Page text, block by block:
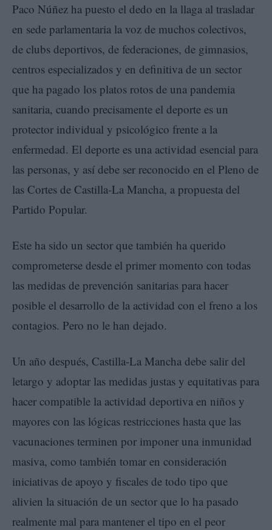
Paco Núñez ha puesto el dedo en la llaga al trasladar
en sede parlamentaria la voz de muchos colectivos,
de clubs deportivos, de federaciones, de gimnasios,
centros especializados y en definitiva de un sector
que ha pagado los platos rotos de una pandemia
sanitaria, cuando precisamente el deporte es un
protector individual y psicológico frente a la
enfermedad. El deporte es una actividad esencial para
las personas, y así debe ser reconocido en el Pleno de
las Cortes de Castilla-La Mancha, a propuesta del
Partido Popular.
Este ha sido un sector que también ha querido
comprometerse desde el primer momento con todas
las medidas de prevención sanitarias para hacer
posible el desarrollo de la actividad con el freno a los
contagios. Pero no le han dejado.
Un año después, Castilla-La Mancha debe salir del
letargo y adoptar las medidas justas y equitativas para
hacer compatible la actividad deportiva en niños y
mayores con las lógicas restricciones hasta que las
vacunaciones terminen por imponer una inmunidad
masiva, como también tomar en consideración
iniciativas de apoyo y fiscales de todo tipo que
alivien la situación de un sector que lo ha pasado
realmente mal para mantener el tipo en el peor